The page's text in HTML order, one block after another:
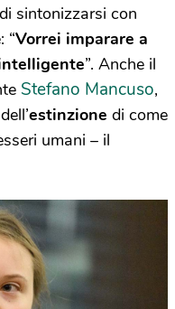
sintonizzarsi con
“Vorrei imparare a
”. Anche il
Stefano Mancuso,
estinzione di come
umani – il